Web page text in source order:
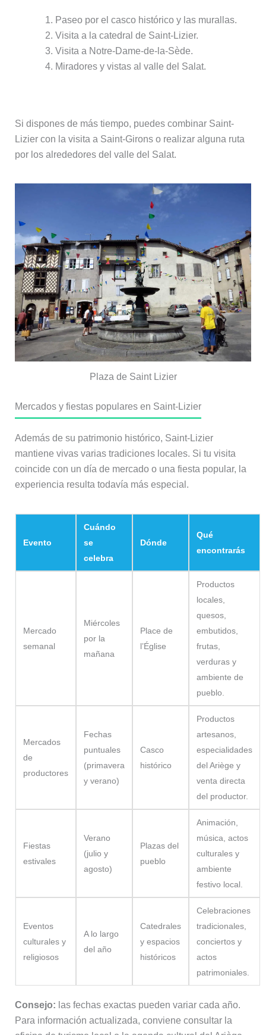
Paseo por el casco histórico y las murallas.
Visita a la catedral de Saint-Lizier.
Visita a Notre-Dame-de-la-Sède.
Miradores y vistas al valle del Salat.
Si dispones de más tiempo, puedes combinar Saint-
Lizier con la visita a Saint-Girons o realizar alguna ruta
por los alrededores del valle del Salat.
Plaza de Saint Lizier
Mercados y fiestas populares en Saint-Lizier
Además de su patrimonio histórico, Saint-Lizier
mantiene vivas varias tradiciones locales. Si tu visita
coincide con un día de mercado o una fiesta popular, la
experiencia resulta todavía más especial.
Evento
Cuándo
se
celebra
Dónde
Qué
encontrarás
Mercado
semanal
Miércoles
por la
mañana
Place de
l’Église
Productos
locales,
quesos,
embutidos,
frutas,
verduras y
ambiente de
pueblo.
Mercados
de
productores
Fechas
puntuales
(primavera
y verano)
Casco
histórico
Productos
artesanos,
especialidades
del Ariège y
venta directa
del productor.
Fiestas
estivales
Verano
(julio y
agosto)
Plazas del
pueblo
Animación,
música, actos
culturales y
ambiente
festivo local.
Eventos
culturales y
religiosos
A lo largo
del año
Catedrales
y espacios
históricos
Celebraciones
tradicionales,
conciertos y
actos
patrimoniales.
Consejo: las fechas exactas pueden variar cada año.
Para información actualizada, conviene consultar la